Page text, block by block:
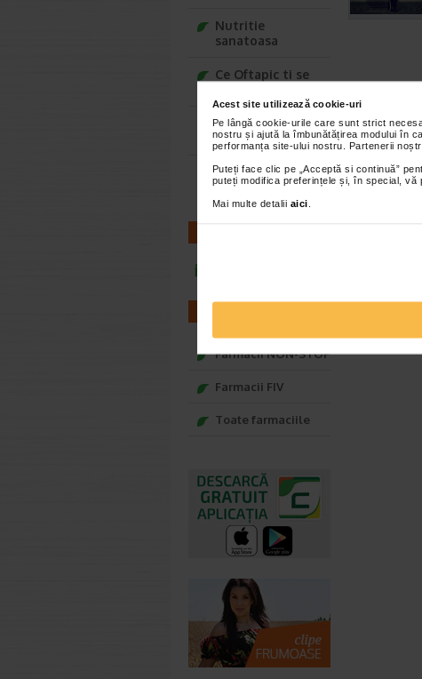
Acest site utilizează cookie-uri
Pe lângă cookie-urile care sunt strict
nostru și ajută la îmbunătățirea modului în
performanța site-ului nostru. Partenerii
Puteți face clic pe „Acceptă si continuă”
puteți modifica preferințele și, în special, vă
Mai multe detalii aici
Nutritie
sanatoasa
Ce Oftapic ti se
Adora – Adorabili
din prima clipa
Seturi cadou
Baylis&Harding
Farmacii NON-STOP
Farmacii FIV
Toate farmaciile